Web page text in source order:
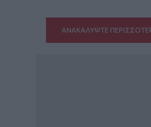
ΑΝΑΚΑΛΥΨΤΕ